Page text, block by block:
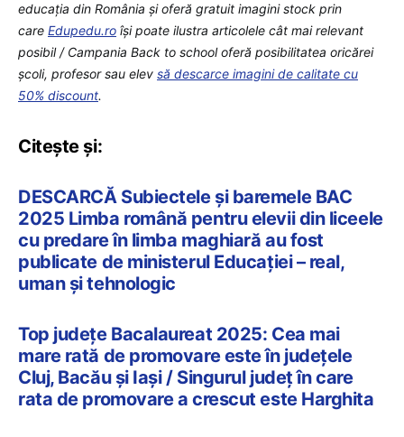
educaţia din România şi oferă gratuit imagini stock prin
care Edupedu.ro îşi poate ilustra articolele cât mai relevant
posibil / Campania Back to school oferă posibilitatea oricărei
școli, profesor sau elev să descarce imagini de calitate cu
50% discount.
Citește și:
DESCARCĂ Subiectele și baremele BAC
2025 Limba română pentru elevii din liceele
cu predare în limba maghiară au fost
publicate de ministerul Educației – real,
uman și tehnologic
Top județe Bacalaureat 2025: Cea mai
mare rată de promovare este în județele
Cluj, Bacău și Iași / Singurul județ în care
rata de promovare a crescut este Harghita